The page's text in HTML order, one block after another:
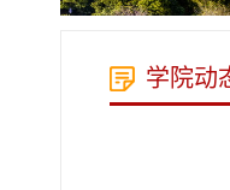
学院动